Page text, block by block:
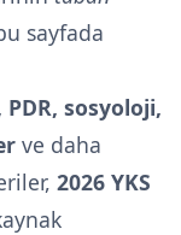
sayfada
sosyoloji,
ve daha
2026 YKS